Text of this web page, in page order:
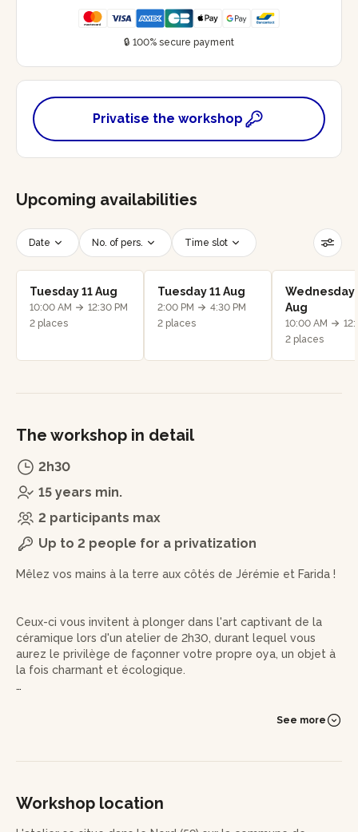
🔒 100% secure payment
Privatise the workshop
Upcoming availabilities
Date No. of pers. Time slot
Reset filters
Tuesday 11 Aug
10:00 AM
12:30 PM
2 places
Tuesday 11 Aug
2:00 PM
4:30 PM
2 places
Wednesday
Aug
10:00 AM
2 places
The workshop in detail
2h30
15 years min.
2 participants max
Up to 2 people for a privatization
Mêlez vos mains à la terre aux côtés de Jérémie et Farida !
Ceux-ci vous invitent à plonger dans l'art captivant de la
céramique lors d'un atelier de 2h30, durant lequel vous
aurez le privilège de façonner votre propre oya, un objet à
la fois charmant et écologique.
de la terre mêlée, dotée d'un effet marbré unique. Vous
façonner votre œuvre à l'aide de deux techniques : le
modelage à la plaque ou le tour de potier. Si vous optez
See more
Workshop location